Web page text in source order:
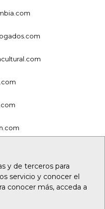
y de terceros para
servicio y conocer el
conocer más, acceda a